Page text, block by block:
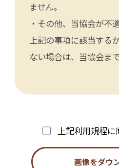
ません。
・その他、当協会が不
上記の事項に該当する
ない場合は、当協会ま
上記利用規程に
画像をダウ